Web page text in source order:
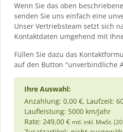
Wenn Sie das oben
senden Sie uns einfach eine
Unser Vertriebsteam setzt sich
Kontaktdaten umgehend mit
Füllen Sie dazu das
auf den Button "unverbindliche
Ihre Auswahl:
Anzahlung: 0,00 €, Laufzeit:
Laufleistung: 5000 km/Jahr
Rate: 249,00 € mtl. inkl. MwSt.